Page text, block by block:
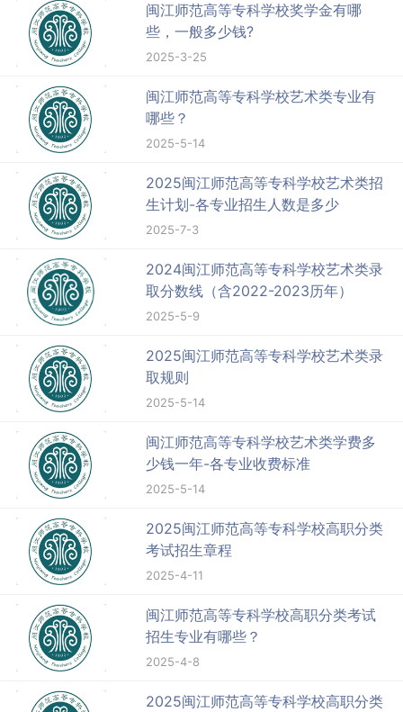
闽江师范高等专科学校奖学金有哪
些，一般多少钱?
2025-3-25
闽江师范高等专科学校艺术类专业有
哪些？
2025-5-14
2025闽江师范高等专科学校艺术类招
生计划-各专业招生人数是多少
2025-7-3
2024闽江师范高等专科学校艺术类录
取分数线（含2022-2023历年）
2025-5-9
2025闽江师范高等专科学校艺术类录
取规则
2025-5-14
闽江师范高等专科学校艺术类学费多
少钱一年-各专业收费标准
2025-5-14
2025闽江师范高等专科学校高职分类
考试招生章程
2025-4-11
闽江师范高等专科学校高职分类考试
招生专业有哪些？
2025-4-8
2025闽江师范高等专科学校高职分类